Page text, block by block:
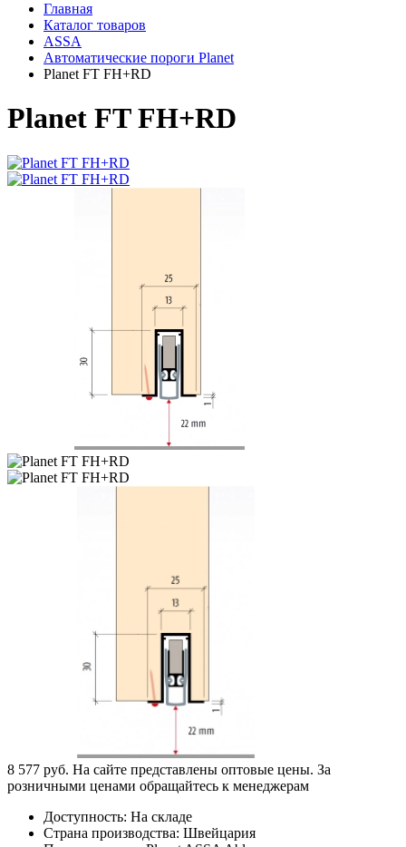
Главная
Каталог товаров
ASSA
Автоматические пороги Planet
Planet FT FH+RD
Planet FT FH+RD
8 577 руб. На сайте представлены оптовые цены. За
розничными ценами обращайтесь к менеджерам
Доступность: На складе
Страна производства: Швейцария